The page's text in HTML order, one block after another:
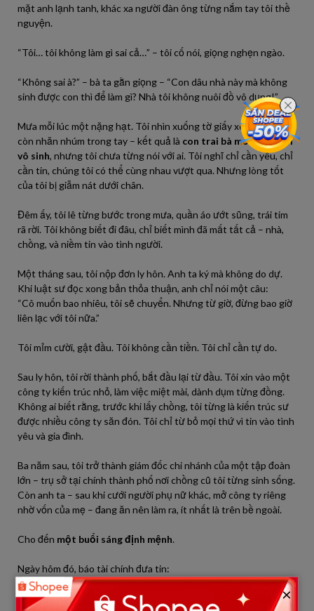
mặt anh lạnh tanh, khác xa người đàn ông từng nắm tay tôi thề
nguyện.
“Tôi… tôi không làm gì sai cả…” – tôi cố nói, giọng nghẹn ngào.
“Không sai à?” – bà ta gằn giọng – “Con dâu nhà này mà không
sinh được con thì để làm gì? Nhà tôi không nuôi đồ vô dụng!”
Mưa mỗi lúc một nặng hạt. Tôi nhìn xuống tờ giấy xét nghiệm
còn nhăn nhúm trong tay – kết quả là con trai bà mới là người
vô sinh, nhưng tôi chưa từng nói với ai. Tôi nghĩ chỉ cần yêu, chỉ
cần tin, chúng tôi có thể cùng nhau vượt qua. Nhưng lòng tốt
của tôi bị giẫm nát dưới chân.
Đêm ấy, tôi lê từng bước trong mưa, quần áo ướt sũng, trái tim
rã rời. Tôi không biết đi đâu, chỉ biết mình đã mất tất cả – nhà,
chồng, và niềm tin vào tình người.
Một tháng sau, tôi nộp đơn ly hôn. Anh ta ký mà không do dự.
Khi luật sư đọc xong bản thỏa thuận, anh chỉ nói một câu:
“Cô muốn bao nhiêu, tôi sẽ chuyển. Nhưng từ giờ, đừng bao giờ
liên lạc với tôi nữa.”
Tôi mỉm cười, gật đầu. Tôi không cần tiền. Tôi chỉ cần tự do.
Sau ly hôn, tôi rời thành phố, bắt đầu lại từ đầu. Tôi xin vào một
công ty kiến trúc nhỏ, làm việc miệt mài, dành dụm từng đồng.
Không ai biết rằng, trước khi lấy chồng, tôi từng là kiến trúc sư
được nhiều công ty săn đón. Tôi chỉ từ bỏ mọi thứ vì tin vào tình
yêu và gia đình.
Ba năm sau, tôi trở thành giám đốc chi nhánh của một tập đoàn
lớn – trụ sở tại chính thành phố nơi chồng cũ tôi từng sinh sống.
Còn anh ta – sau khi cưới người phụ nữ khác, mở công ty riêng
nhờ vốn của mẹ – đang ăn nên làm ra, ít nhất là trên bề ngoài.
Cho đến một buổi sáng định mệnh.
Ngày hôm đó, báo tài chính đưa tin:
“Công ty Hưng Thịnh bị điều tra vì gian lận tài chính. Chủ tịch×